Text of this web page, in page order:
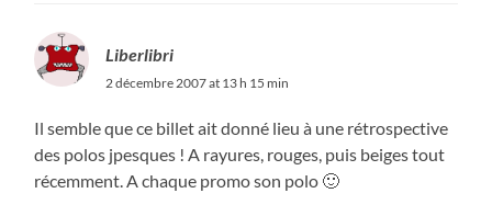
Liberlibri
2 décembre 2007 at 13 h 15 min
Il semble que ce billet ait donné lieu à une rétrospective
des polos jpesques ! A rayures, rouges, puis beiges tout
récemment. A chaque promo son polo 🙂